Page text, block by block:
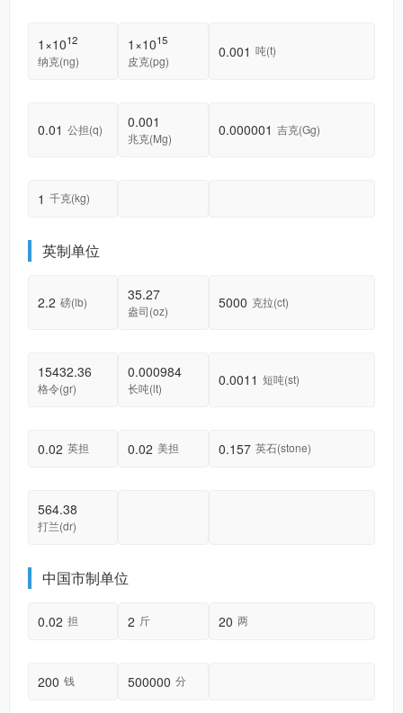
1×1012
纳克(ng)
1×1015
皮克(pg)
0.001 吨(t)
0.01 公担(q) 0.001
兆克(Mg) 0.000001 吉克(Gg)
1 千克(kg)
英制单位
2.2 磅(lb) 35.27
盎司(oz) 5000 克拉(ct)
15432.36
格令(gr)
0.000984
长吨(lt) 0.0011 短吨(st)
0.02 英担 0.02 美担 0.157 英石(stone)
564.38
打兰(dr)
中国市制单位
0.02 担 2 斤 20 两
200 钱 500000 分